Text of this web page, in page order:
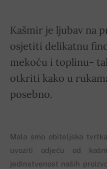
Kašmir je ljubav na
osjetiti delikatnu
mekoću i toplinu-
otkriti kako u
posebno.
Mala smo obiteljska
uvoziti odjeću od
jedinstvenost naših